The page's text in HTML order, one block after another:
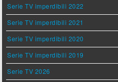
Serie TV imperdibili 2022
Serie TV imperdibili 2021
Serie TV imperdibili 2020
Serie TV imperdibili 2019
Serie TV 2026